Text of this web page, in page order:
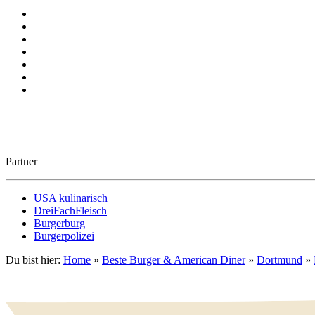
Partner
USA kulinarisch
DreiFachFleisch
Burgerburg
Burgerpolizei
Du bist hier: Home » Beste Burger & American Diner» Dortmund »